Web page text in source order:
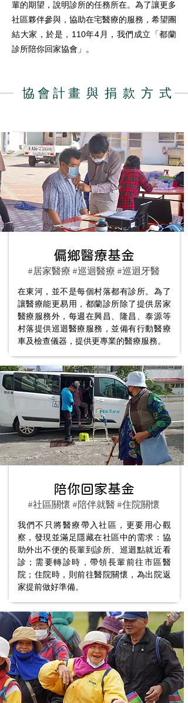
輩的期望，說明診所的任務所在。為了讓更多
社區夥伴參與，協助在宅醫療的服務，希望團
結大家，於是，110年4月，我們成立「都蘭
診所陪你回家協會」。
協 會 計 畫 與 捐 款 方 式
偏鄉醫療基金
#居家醫療 #巡迴醫療 #巡迴牙醫
在東河，並不是每個村落都有診所。為了
讓醫療能更易用，都蘭診所除了提供居家
醫療服務外，每週在興昌、隆昌、泰源等
村落提供巡迴醫療服務，並備有行動醫療
車及檢查儀器，提供更專業的醫療服務。
陪你回家基金
#社區關懷 #陪伴就醫 #住院關懷
我們不只將醫療帶入社區，更要用心觀
察，發現並滿足隱藏在社區中的需求：協
助外出不便的長輩到診所、巡迴點就近看
診；需要轉診時，帶領長輩前往市區醫
院；住院時，則前往醫院關懷，為出院返
家提前做好準備。